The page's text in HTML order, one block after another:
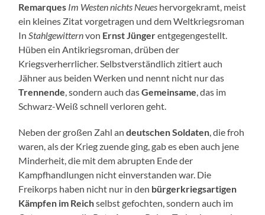
Remarques Im Westen nichts Neues hervorgekramt, meist
ein kleines Zitat vorgetragen und dem Weltkriegsroman
In Stahlgewitternvon Ernst Jüngerentgegengestellt.
Hüben ein Antikriegsroman, drüben der
Kriegsverherrlicher. Selbstverständlich zitiert auch
Jähner aus beiden Werken und nennt nicht nur das
Trennende , sondern auch dasGemeinsame , das im
Schwarz-Weiß schnell verloren geht.
Neben der großen Zahl andeutschen Soldaten , die froh
waren, als der Krieg zuende ging, gab es eben auch jene
Minderheit, die mit dem abrupten Ende der
Kampfhandlungen nicht einverstanden war. Die
Freikorps haben nicht nur in den bürgerkriegsartigen
Kämpfen im Reichselbst gefochten, sondern auch im